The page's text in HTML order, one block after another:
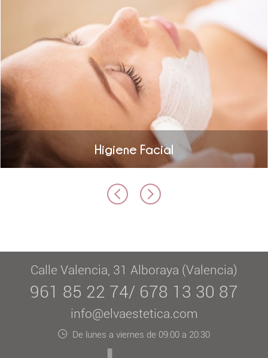
Higiene Facial
Calle Valencia, 31 Alboraya (Valencia)
961 85 22 74/ 678 13 30 87
info@elvaestetica.com
De lunes a viernes de 09:00 a 20:30